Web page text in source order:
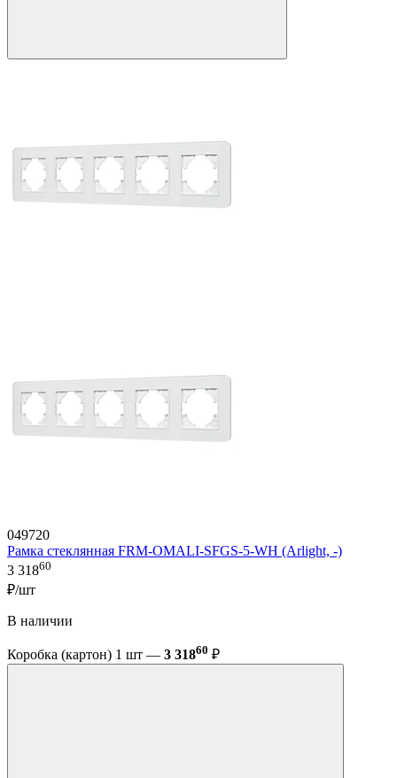
049720
Рамка стеклянная FRM-OMALI-SFGS-5-WH (Arlight, -)
3 31860
₽/шт
В наличии
Коробка (картон) 1 шт — 3 31860 ₽